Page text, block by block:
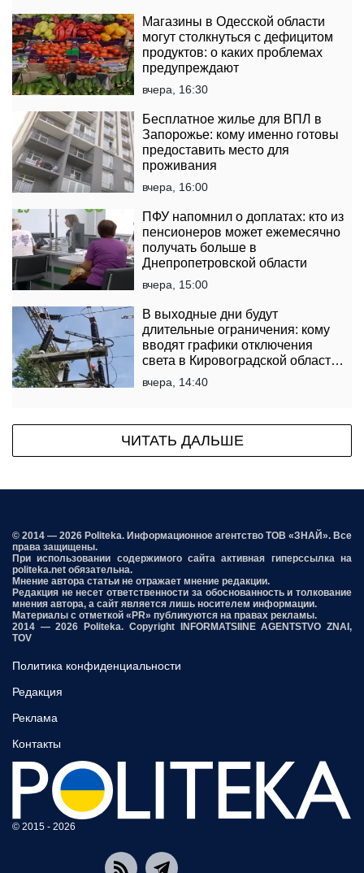
Магазины в Одесской области
могут столкнуться с дефицитом
продуктов: о каких проблемах
предупреждают
вчера, 16:30
Бесплатное жилье для ВПЛ в
Запорожье: кому именно готовы
предоставить место для
проживания
вчера, 16:00
ПФУ напомнил о доплатах: кто из
пенсионеров может ежемесячно
получать больше в
Днепропетровской области
вчера, 15:00
В выходные дни будут
длительные ограничения: кому
вводят графики отключения
света в Кировоградской области
на 8 и 9 августа
вчера, 14:40
ЧИТАТЬ ДАЛЬШЕ
© 2014 — 2026 Politeka. Информационное агентство ТОВ «ЗНАЙ». Все
права защищены.
При использовании содержимого сайта активная гиперссылка на
politeka.net обязательна.
Мнение автора статьи не отражает мнение редакции.
Редакция не несет ответственности за обоснованность и толкование
мнения автора, а сайт является лишь носителем информации.
Материалы с отметкой «PR» публикуются на правах рекламы.
2014 — 2026 Politeka. Copyright INFORMATSIINE AGENTSTVO ZNAI,
TOV
Политика конфиденциальности
Редакция
Реклама
Контакты
© 2015 - 2026